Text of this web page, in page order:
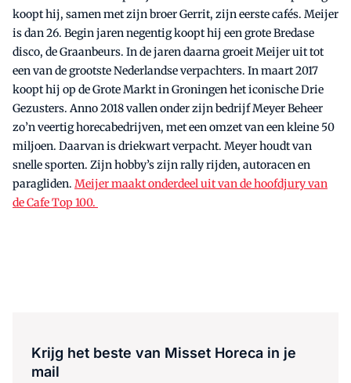
koopt hij, samen met zijn broer Gerrit, zijn eerste cafés. Meijer
is dan 26. Begin jaren negentig koopt hij een grote Bredase
disco, de Graanbeurs. In de jaren daarna groeit Meijer uit tot
een van de grootste Nederlandse verpachters. In maart 2017
koopt hij op de Grote Markt in Groningen het iconische Drie
Gezusters. Anno 2018 vallen onder zijn bedrijf Meyer Beheer
zo’n veertig horecabedrijven, met een omzet van een kleine 50
miljoen. Daarvan is driekwart verpacht. Meyer houdt van
snelle sporten. Zijn hobby’s zijn rally rijden, autoracen en
paragliden. Meijer maakt onderdeel uit van de hoofdjury van
de Cafe Top 100.
Krijg het beste van Misset Horeca in je
mail